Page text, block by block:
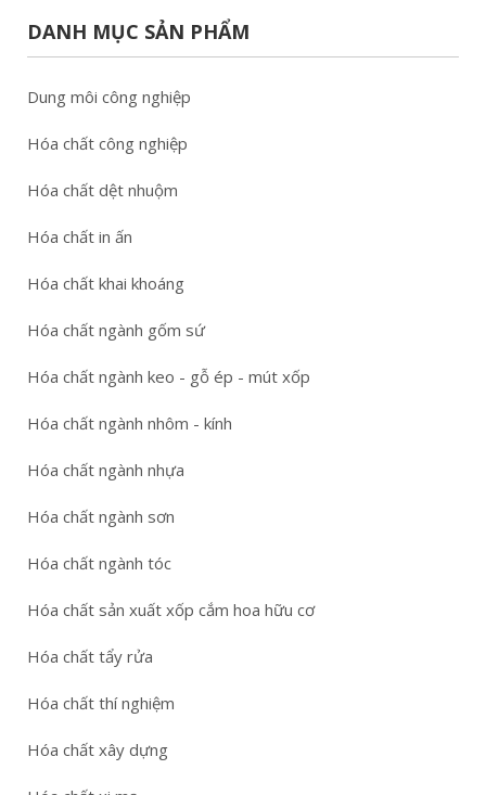
DANH MỤC SẢN PHẨM
Dung môi công nghiệp
Hóa chất công nghiệp
Hóa chất dệt nhuộm
Hóa chất in ấn
Hóa chất khai khoáng
Hóa chất ngành gốm sứ
Hóa chất ngành keo - gỗ ép - mút xốp
Hóa chất ngành nhôm - kính
Hóa chất ngành nhựa
Hóa chất ngành sơn
Hóa chất ngành tóc
Hóa chất sản xuất xốp cắm hoa hữu cơ
Hóa chất tẩy rửa
Hóa chất thí nghiệm
Hóa chất xây dựng